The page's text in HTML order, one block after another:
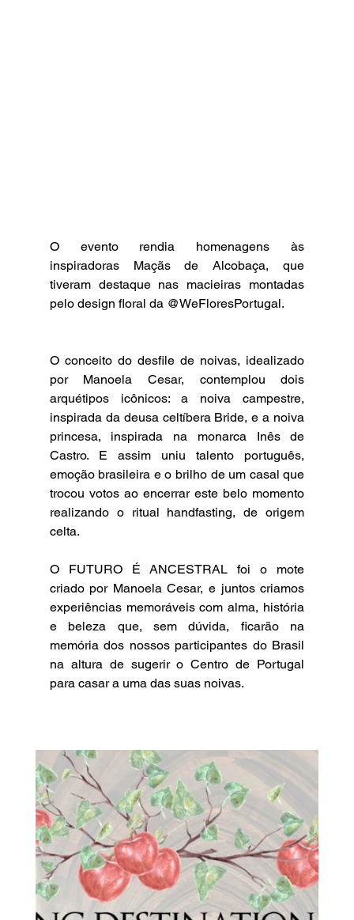
O evento rendia homenagens às
inspiradoras Maçãs de Alcobaça, que
tiveram destaque nas macieiras montadas
pelo design floral da @WeFloresPortugal.
O conceito do desfile de noivas, idealizado
por Manoela Cesar, contemplou dois
arquétipos icônicos: a noiva campestre,
inspirada da deusa celtíbera Bride, e a noiva
princesa, inspirada na monarca Inês de
Castro. E assim uniu talento português,
emoção brasileira e o brilho de um casal que
trocou votos ao encerrar este belo momento
realizando o ritual handfasting, de origem
celta.
O FUTURO É ANCESTRAL foi o mote
criado por Manoela Cesar, e juntos criamos
experiências memoráveis com alma, história
e beleza que, sem dúvida, ficarão na
memória dos nossos participantes do Brasil
na altura de sugerir o Centro de Portugal
para casar a uma das suas noivas.